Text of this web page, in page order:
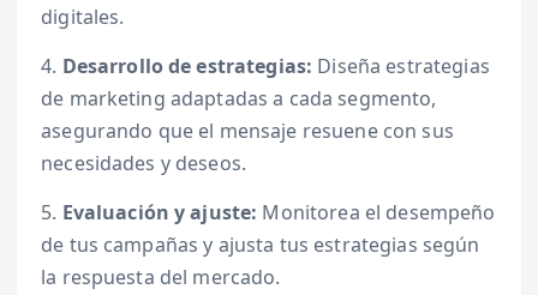
digitales.
4. Desarrollo de estrategias: Diseña estrategias
de marketing adaptadas a cada segmento,
asegurando que el mensaje resuene con sus
necesidades y deseos.
5. Evaluación y ajuste: Monitorea el desempeño
de tus campañas y ajusta tus estrategias según
la respuesta del mercado.